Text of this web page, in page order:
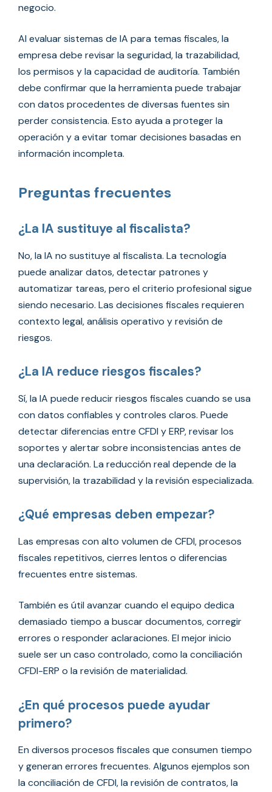
negocio.
Al evaluar sistemas de IA para temas fiscales, la
empresa debe revisar la seguridad, la trazabilidad,
los permisos y la capacidad de auditoría. También
debe confirmar que la herramienta puede trabajar
con datos procedentes de diversas fuentes sin
perder consistencia. Esto ayuda a proteger la
operación y a evitar tomar decisiones basadas en
información incompleta.
Preguntas frecuentes
¿La IA sustituye al fiscalista?
No, la IA no sustituye al fiscalista. La tecnología
puede analizar datos, detectar patrones y
automatizar tareas, pero el criterio profesional sigue
siendo necesario. Las decisiones fiscales requieren
contexto legal, análisis operativo y revisión de
riesgos.
¿La IA reduce riesgos fiscales?
Sí, la IA puede reducir riesgos fiscales cuando se usa
con datos confiables y controles claros. Puede
detectar diferencias entre CFDI y ERP, revisar los
soportes y alertar sobre inconsistencias antes de
una declaración. La reducción real depende de la
supervisión, la trazabilidad y la revisión especializada.
¿Qué empresas deben empezar?
Las empresas con alto volumen de CFDI, procesos
fiscales repetitivos, cierres lentos o diferencias
frecuentes entre sistemas.
También es útil avanzar cuando el equipo dedica
demasiado tiempo a buscar documentos, corregir
errores o responder aclaraciones. El mejor inicio
suele ser un caso controlado, como la conciliación
CFDI-ERP o la revisión de materialidad.
¿En qué procesos puede ayudar
primero?
En diversos procesos fiscales que consumen tiempo
y generan errores frecuentes. Algunos ejemplos son
la conciliación de CFDI, la revisión de contratos, la